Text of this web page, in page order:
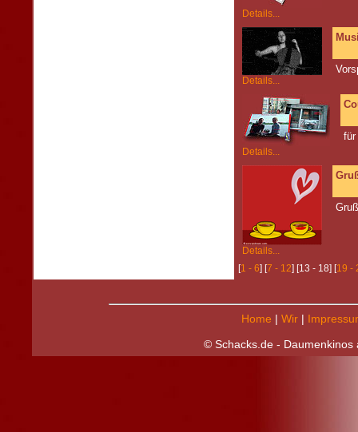
Details...
Details...
Details...
für
Details...
[1 - 6] [7 - 12] [13 - 18] [19 -
Home | Wir|
© Schacks.de - Daumenkinos